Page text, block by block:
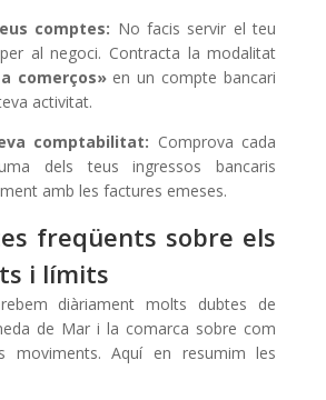
comptes: No facis servir el teu
al negoci. Contracta la modalitat
comerços»en un compte bancari
activitat.
comptabilitat: Comprova cada
dels teus ingressos bancaris
amb les factures emeses.
freqüents sobre els
i límits
diàriament molts dubtes de
de Mar i la comarca sobre com
moviments. Aquí en resumim les